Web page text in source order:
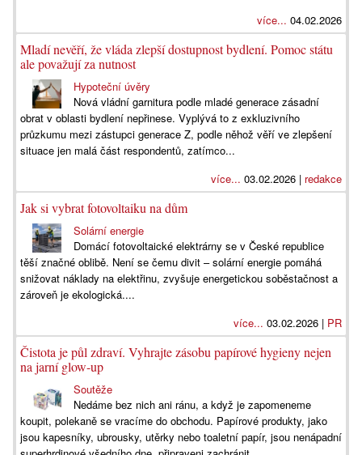
více... 04.02.2026
Mladí nevěří, že vláda zlepší dostupnost bydlení. Pomoc státu
ale považují za nutnost
Hypoteční úvěry
Nová vládní garnitura podle mladé generace zásadní
obrat v oblasti bydlení nepřinese. Vyplývá to z exkluzivního
průzkumu mezi zástupci generace Z, podle něhož věří ve zlepšení
situace jen malá část respondentů, zatímco...
více... 03.02.2026 | redakce
Jak si vybrat fotovoltaiku na dům
Solární energie
Domácí fotovoltaické elektrárny se v České republice
těší značné oblibě. Není se čemu divit – solární energie pomáhá
snižovat náklady na elektřinu, zvyšuje energetickou soběstačnost a
zároveň je ekologická....
více... 03.02.2026 | PR
Čistota je půl zdraví. Vyhrajte zásobu papírové hygieny nejen
na jarní glow-up
Soutěže
Nedáme bez nich ani ránu, a když je zapomeneme
koupit, polekaně se vracíme do obchodu. Papírové produkty, jako
jsou kapesníky, ubrousky, utěrky nebo toaletní papír, jsou nenápadní